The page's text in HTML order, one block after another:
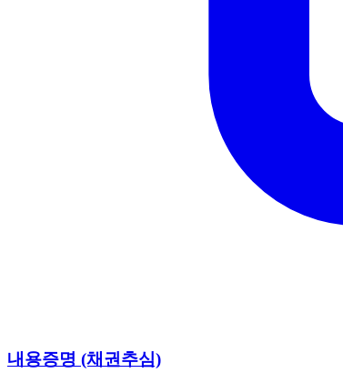
내용증명 (채권추심)